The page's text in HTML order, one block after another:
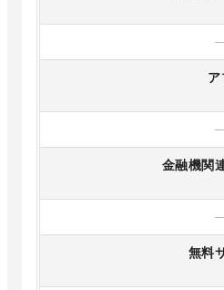
ア
金融機関
無料